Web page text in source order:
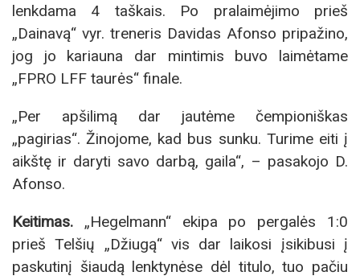
lenkdama 4 taškais. Po pralaimėjimo prieš
„Dainavą“ vyr. treneris Davidas Afonso pripažino,
jog jo kariauna dar mintimis buvo laimėtame
„FPRO LFF taurės“ finale.
„Per apšilimą dar jautėme čempioniškas
„pagirias“. Žinojome, kad bus sunku. Turime eiti į
aikštę ir daryti savo darbą, gaila“, – pasakojo D.
Afonso.
Keitimas. „Hegelmann“ ekipa po pergalės 1:0
prieš Telšių „Džiugą“ vis dar laikosi įsikibusi į
paskutinį šiaudą lenktynėse dėl titulo, tuo pačiu